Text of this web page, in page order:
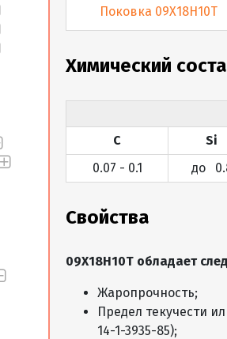
Поковка 09Х18Н10Т
Химический
C
Si
0.07 - 0.1
до
Свойства
09Х18Н10Т обладает
Жаропрочность;
Предел текучести
14-1-3935-85);